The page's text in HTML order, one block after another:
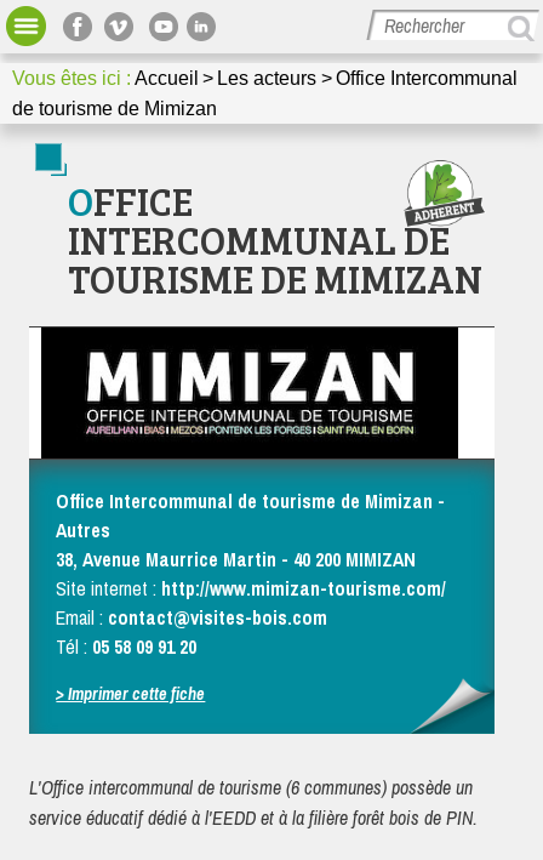
Votre espace Bibliothèque
GRAINE Nouvelle-Aquitaine
Media / Presse
Nous contacter
Vous êtes ici : Accueil Les acteurs
Office Intercommunal
de tourisme de Mimizan
OFFICE
INTERCOMMUNAL DE
TOURISME DE MIMIZAN
Office Intercommunal de tourisme de Mimizan -
Autres
38, Avenue Maurrice Martin - 40 200 MIMIZAN
Site internet : http://www.mimizan-tourisme.com/
Email : contact@visites-bois.com
Tél : 05 58 09 91 20
> Imprimer cette fiche
L'Office intercommunal de tourisme (6 communes) possède un
service éducatif dédié à l'EEDD et à la filière forêt bois de PIN.